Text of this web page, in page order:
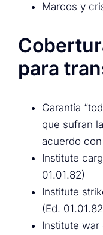
Marcos y
para
Garantía
que sufran
acuerdo
Institute
01.01.82)
Institute
(Ed.
Institute war